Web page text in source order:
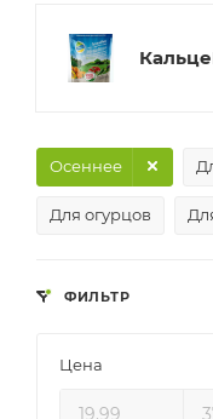
Осеннее
Для огурцов
ФИЛЬТР
Цена